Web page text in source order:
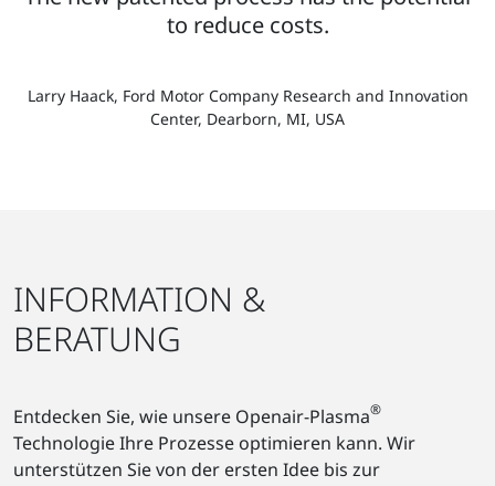
to reduce costs.
Larry Haack, Ford Motor Company Research and Innovation
Center, Dearborn, MI, USA
INFORMATION &
BERATUNG
Entdecken Sie, wie unsere Openair-Plasma®
Technologie Ihre Prozesse optimieren kann. Wir
unterstützen Sie von der ersten Idee bis zur